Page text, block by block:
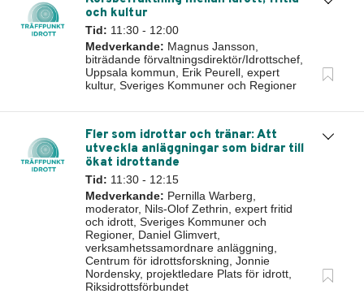
och kultur
Tid: 11:30 - 12:00
Medverkande: Magnus Jansson,
biträdande förvaltningsdirektör/Idrottschef,
Uppsala kommun, Erik Peurell, expert
kultur, Sveriges Kommuner och Regioner
Fler som idrottar och tränar: Att
utveckla anläggningar som bidrar till
ökat idrottande
Tid: 11:30 - 12:15
Medverkande: Pernilla Warberg,
moderator, Nils-Olof Zethrin, expert fritid
och idrott, Sveriges Kommuner och
Regioner, Daniel Glimvert,
verksamhetssamordnare anläggning,
Centrum för idrottsforskning, Jonnie
Nordensky, projektledare Plats för idrott,
Riksidrottsförbundet